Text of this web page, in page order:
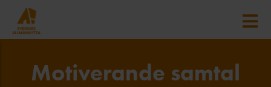
Motiverande samtal